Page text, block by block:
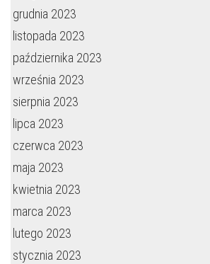
grudnia 2023
listopada 2023
października 2023
września 2023
sierpnia 2023
lipca 2023
czerwca 2023
maja 2023
kwietnia 2023
marca 2023
lutego 2023
stycznia 2023